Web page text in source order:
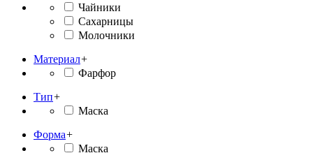
Чайники
Сахарницы
Молочники
Материал+
Фарфор
Тип+
Маска
Форма+
Маска